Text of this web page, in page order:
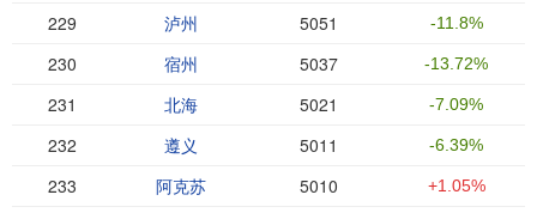
229 泸州 5051 -11.8%
230 宿州 5037 -13.72%
231 北海 5021 -7.09%
232 遵义 5011 -6.39%
233 阿克苏 5010 +1.05%